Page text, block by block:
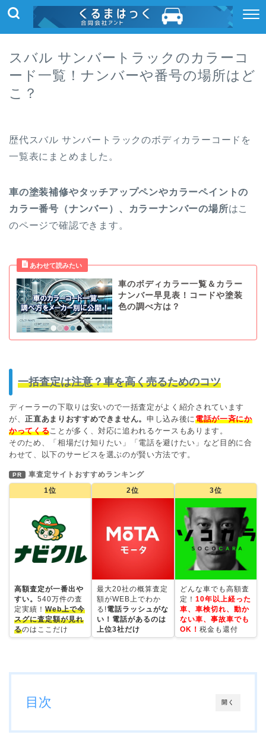
スバル サンバートラックのカラーコ
ード一覧！ナンバーや番号の場所はど
こ？
歴代スバル サンバートラックのボディカラーコードを
一覧表にまとめました。
車の塗装補修やタッチアップペンやカラーペイントの
カラー番号（ナンバー）、カラーナンバーの場所はこ
のページで確認できます。
車のボディカラー一覧＆カラー
ナンバー早見表！コードや塗装
色の調べ方は？
一括査定は注意？車を高く売るためのコツ
ディーラーの下取りは安いので一括査定がよく紹介されています
が、正直あまりおすすめできません。申し込み後に 電話が一斉にか
かってくる ことが多く、対応に追われるケースもあります。
そのため、「相場だけ知りたい」「電話を避けたい」など目的に合
わせて、以下のサービスを選ぶのが賢い方法です。
PR
車査定サイトおすすめランキング
1位
高額査定が一番出や
すい。 540万件の査
定実績！ Web上で今
スグに査定額が見れ
るのはここだけ
2位
最大20社の概算査定
額がWEB上でわか
る!電話ラッシュがな
い！電話があるのは
上位3社だけ
3位
どんな車でも高額査
定！ 10年以上経った
車、車検切れ、動か
ない車、事故車でも
OK！ 税金も還付
開く
目次